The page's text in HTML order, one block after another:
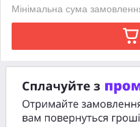
Мінімальна сума